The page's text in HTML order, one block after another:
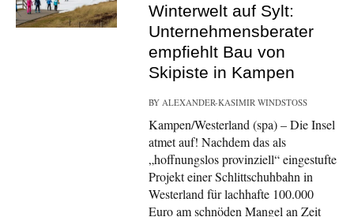
Winterwelt auf Sylt:
Unternehmensberater
empfiehlt Bau von
Skipiste in Kampen
BY ALEXANDER-KASIMIR WINDSTOSS
Kampen/Westerland (spa) – Die Insel
atmet auf! Nachdem das als
„hoffnungslos provinziell“ eingestufte
Projekt einer Schlittschuhbahn in
Westerland für lachhafte 100.000
Euro am schnöden Mangel an Zeit